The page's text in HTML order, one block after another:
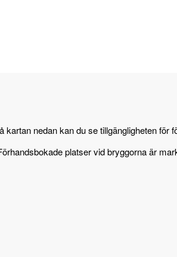
kartan nedan kan du se tillgängligheten för
platser vid bryggorna är